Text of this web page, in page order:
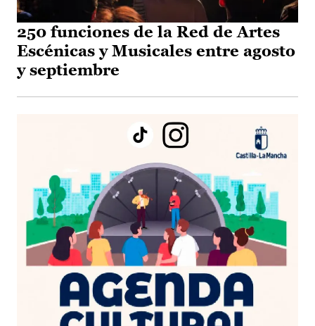
250 funciones de la Red de Artes
Escénicas y Musicales entre agosto
y septiembre